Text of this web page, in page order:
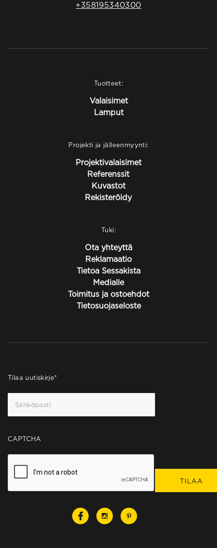
+358195340300
Tuotteet:
Valaisimet
Lamput
Projekti ja jälleenmyynti:
Projektivalaisimet
Referenssit
Kuvastot
Rekisteröidy
Tuki:
Ota yhteyttä
Reklamaatio
Tietoa Sessakista
Medialle
Toimitus ja ostoehdot
Tietosuojaseloste
Tilaa uutiskirje*
CAPTCHA